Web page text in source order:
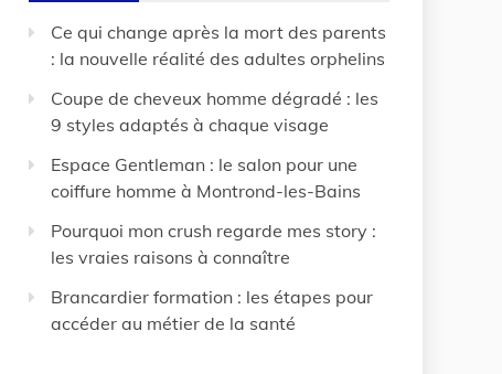
Ce qui change après la mort des parents
: la nouvelle réalité des adultes orphelins
Coupe de cheveux homme dégradé : les
9 styles adaptés à chaque visage
Espace Gentleman : le salon pour une
coiffure homme à Montrond-les-Bains
Pourquoi mon crush regarde mes story :
les vraies raisons à connaître
Brancardier formation : les étapes pour
accéder au métier de la santé